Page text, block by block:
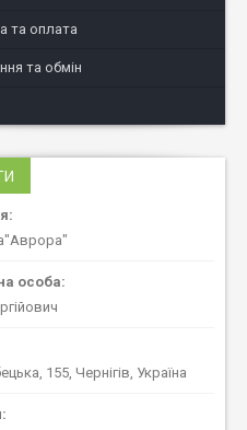
та оплата
та обмін
155, Чернігів, Україна